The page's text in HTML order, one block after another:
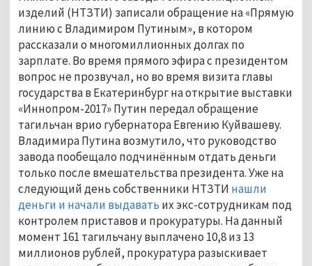
изделий (НТЗТИ) записали обращение на «Прямую
линию с Владимиром Путиным», в котором
рассказали о многомиллионных долгах по
зарплате. Во время прямого эфира с президентом
вопрос не прозвучал, но во время визита главы
государства в Екатеринбург на открытие выставки
«Иннопром-2017» Путин передал обращение
тагильчан врио губернатора Евгению Куйвашеву.
Владимира Путина возмутило, что руководство
завода пообещало подчинённым отдать деньги
только после вмешательства президента. Уже на
следующий день собственники НТЗТИ нашли
деньги и начали выдавать их экс-сотрудникам под
контролем приставов и прокуратуры. На данный
момент 161 тагильчану выплачено 10,8 из 13
миллионов рублей, прокуратура разыскивает